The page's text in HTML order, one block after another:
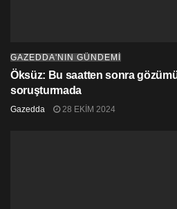
GAZEDDA'NIN GÜNDEMİ
Öksüz: Bu saatten sonra
soruşturmada
Gazedda 28 EKIM 2024